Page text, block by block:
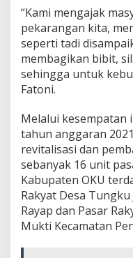
“Kami mengajak
pekarangan kita,
seperti tadi
membagikan bibit,
sehingga untuk
Fatoni.
Melalui kesempatan
tahun anggaran
revitalisasi dan
sebanyak 16 unit
Kabupaten OKU
Rakyat Desa Tungku
Rayap dan Pasar
Mukti Kecamatan